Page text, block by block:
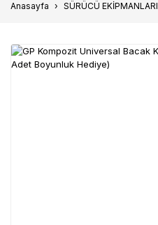
Anasayfa SÜRÜCÜ EKİPMANLARI